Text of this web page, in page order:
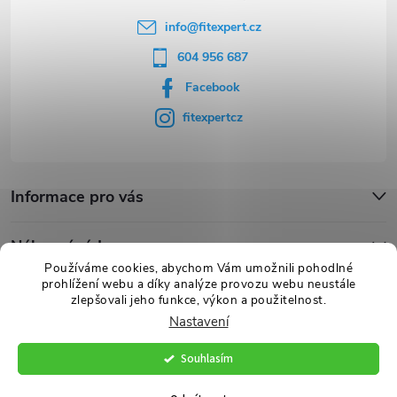
Používáme cookies, abychom Vám umožnili pohodlné
prohlížení webu a díky analýze provozu webu neustále
zlepšovali jeho funkce, výkon a použitelnost.
Nastavení
Souhlasím
info@fitexpert.cz
604 956 687
Facebook
fitexpertcz
Informace pro vás
Nákupní rádce
Novinky
FITexpert.cz. Všechna práva vyhrazena.